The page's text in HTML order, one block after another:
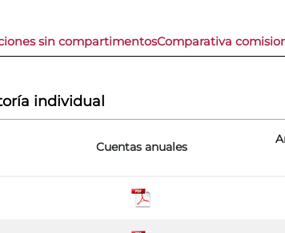
sin compartimentosComparativa
individual
Cuentas anuales